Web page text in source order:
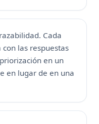
Cada
las respuestas
en un
en lugar de en una